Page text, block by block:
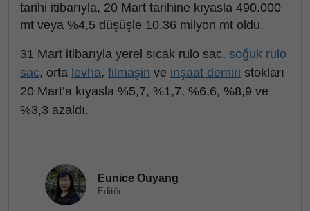
tarihi itibarıyla, 20 Mart tarihine kıyasla 490.000
mt veya %4,5 düşüşle 10,36 milyon mt oldu.
31 Mart itibarıyla yerel sıcak rulo sac, soğuk rulo
sac, orta levha, filmaşin ve inşaat demiri stokları
20 Mart’a kıyasla %5,7, %1,7, %6,6, %8,9 ve
%3,3 azaldı.
Eunice Ouyang
Editör